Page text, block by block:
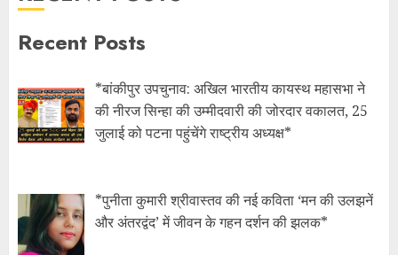
Recent Posts
*बांकीपुर उपचुनाव: अखिल भारतीय कायस्थ महासभा ने
की नीरज सिन्हा की उम्मीदवारी की जोरदार वकालत, 25
जुलाई को पटना पहुंचेंगे राष्ट्रीय अध्यक्ष*
*पुनीता कुमारी श्रीवास्तव की नई कविता ‘मन की उलझनें
और अंतरद्वंद’ में जीवन के गहन दर्शन की झलक*